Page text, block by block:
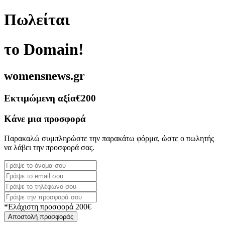
Πωλείται
το Domain!
womensnews.gr
Εκτιμώμενη αξία€200
Κάνε μια προσφορά
Παρακαλώ συμπληρώστε την παρακάτω φόρμα, ώστε ο πωλητής
να λάβει την προσφορά σας.
*Ελάχιστη προσφορά 200€
Αποστολή προσφοράς